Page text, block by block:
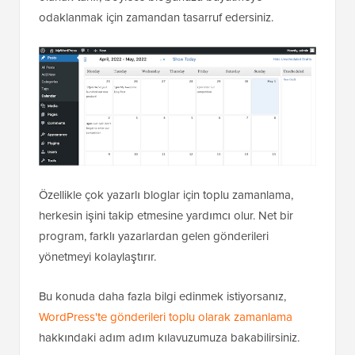
odaklanmak için zamandan tasarruf edersiniz.
Özellikle çok yazarlı bloglar için toplu zamanlama,
herkesin işini takip etmesine yardımcı olur. Net bir
program, farklı yazarlardan gelen gönderileri
yönetmeyi kolaylaştırır.
Bu konuda daha fazla bilgi edinmek istiyorsanız,
WordPress'te gönderileri toplu olarak zamanlama
hakkındaki adım adım kılavuzumuza bakabilirsiniz.